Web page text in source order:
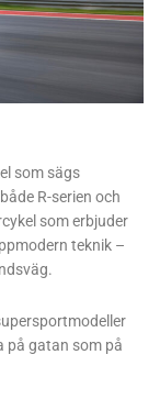
som sägs
R-serien och
som erbjuder
teknik –
på gatan som på